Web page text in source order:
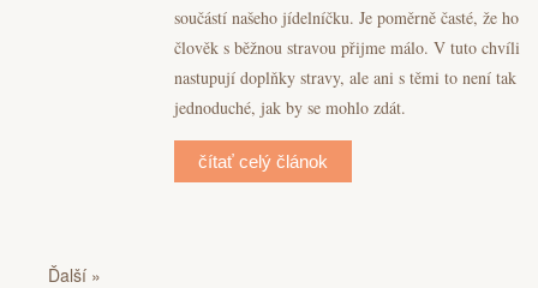
součástí našeho jídelníčku. Je poměrně časté, že ho
člověk s běžnou stravou přijme málo. V tuto chvíli
nastupují doplňky stravy, ale ani s těmi to není tak
jednoduché, jak by se mohlo zdát.
čítať celý článok
Ďalší »